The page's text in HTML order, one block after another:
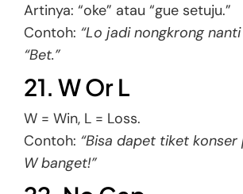
Artinya: “oke” atau “gue setuju.”
Contoh: “Lo jadi nongkrong
“Bet.”
21. W Or L
W = Win, L = Loss.
Contoh: “Bisa dapet tiket
W banget!”